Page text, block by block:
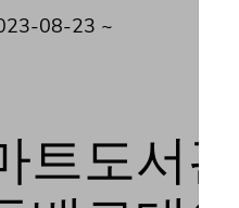
08-23 ~
트도서